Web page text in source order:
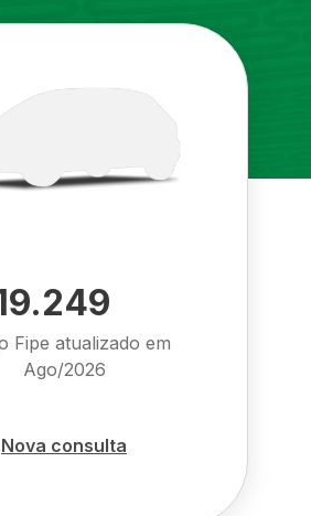
Fipe atualizado em
Ago/2026
Nova consulta